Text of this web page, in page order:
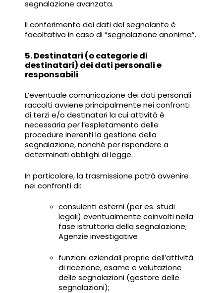
segnalazione avanzata.
Il conferimento dei dati del segnalante è
facoltativo in caso di “segnalazione anonima”.
5. Destinatari (o categorie di
destinatari) dei dati personali e
responsabili
L’eventuale comunicazione dei dati personali
raccolti avviene principalmente nei confronti
di terzi e/o destinatari la cui attività è
necessaria per l’espletamento delle
procedure inerenti la gestione della
segnalazione, nonché per rispondere a
determinati obblighi di legge.
In particolare, la trasmissione potrà avvenire
nei confronti di:
consulenti esterni (per es. studi
legali) eventualmente coinvolti nella
fase istruttoria della segnalazione;
Agenzie investigative
funzioni aziendali proprie dell’attività
di ricezione, esame e valutazione
delle segnalazioni (gestore delle
segnalazioni);